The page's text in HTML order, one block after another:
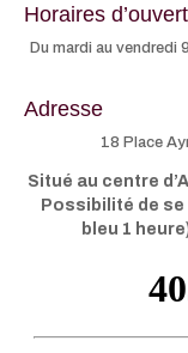
Horaires
Du mardi au vendredi
Adresse
18 Place
Situé au centre
Possibilité de se
bleu 1